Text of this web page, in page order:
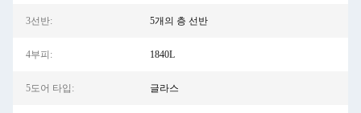
3선반: 5개의 층 선반
4부피: 1840L
5도어 타입: 글라스